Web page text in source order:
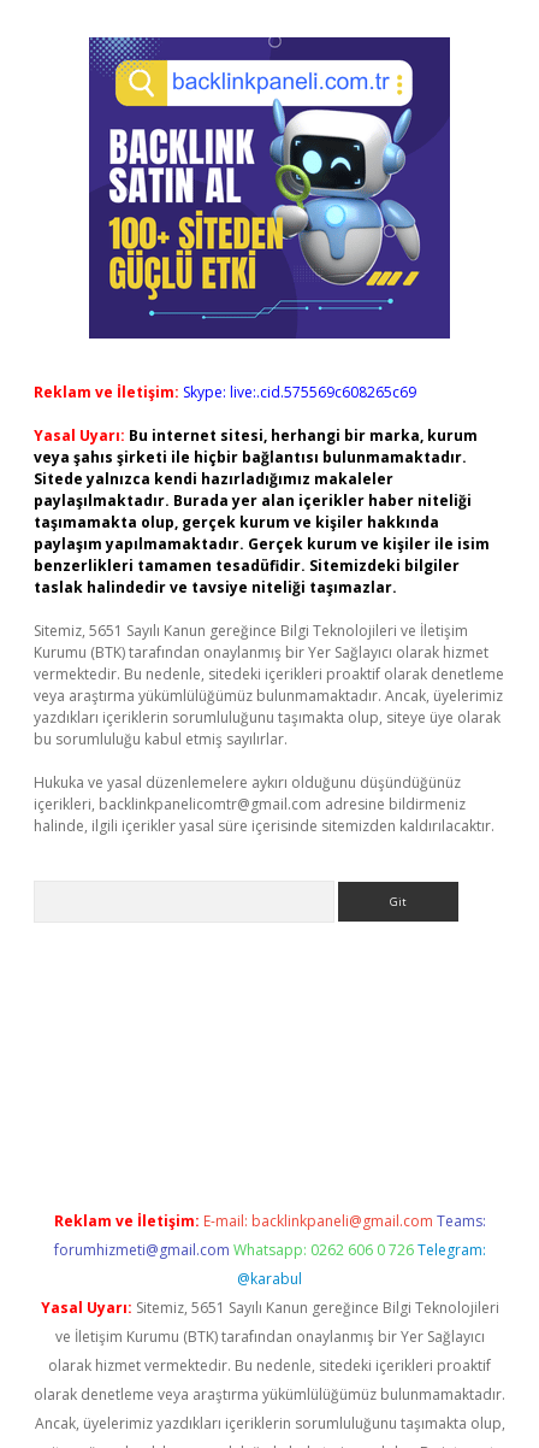
Reklam ve İletişim: Skype: live:.cid.575569c608265c69
Yasal Uyarı: Bu internet sitesi, herhangi bir marka, kurum
veya şahıs şirketi ile hiçbir bağlantısı bulunmamaktadır.
Sitede yalnızca kendi hazırladığımız makaleler
paylaşılmaktadır. Burada yer alan içerikler haber niteliği
taşımamakta olup, gerçek kurum ve kişiler hakkında
paylaşım yapılmamaktadır. Gerçek kurum ve kişiler ile isim
benzerlikleri tamamen tesadüfidir. Sitemizdeki bilgiler
taslak halindedir ve tavsiye niteliği taşımazlar.
Sitemiz, 5651 Sayılı Kanun gereğince Bilgi Teknolojileri ve İletişim
Kurumu (BTK) tarafından onaylanmış bir Yer Sağlayıcı olarak hizmet
vermektedir. Bu nedenle, sitedeki içerikleri proaktif olarak denetleme
veya araştırma yükümlülüğümüz bulunmamaktadır. Ancak, üyelerimiz
yazdıkları içeriklerin sorumluluğunu taşımakta olup, siteye üye olarak
bu sorumluluğu kabul etmiş sayılırlar.
Hukuka ve yasal düzenlemelere aykırı olduğunu düşündüğünüz
içerikleri, backlinkpanelicomtr@gmail.com adresine bildirmeniz
halinde, ilgili içerikler yasal süre içerisinde sitemizden kaldırılacaktır.
Reklam ve İletişim: E-mail: backlinkpaneli@gmail.com Teams:
forumhizmeti@gmail.com Whatsapp: 0262 606 0 726 Telegram:
@karabul
Yasal Uyarı: Sitemiz, 5651 Sayılı Kanun gereğince Bilgi Teknolojileri
ve İletişim Kurumu (BTK) tarafından onaylanmış bir Yer Sağlayıcı
olarak hizmet vermektedir. Bu nedenle, sitedeki içerikleri proaktif
olarak denetleme veya araştırma yükümlülüğümüz bulunmamaktadır.
Ancak, üyelerimiz yazdıkları içeriklerin sorumluluğunu taşımakta olup,